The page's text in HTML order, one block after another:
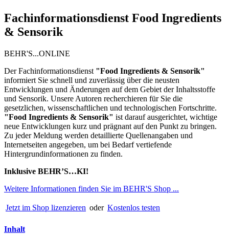
Fachinformationsdienst Food Ingredients
& Sensorik
BEHR'S...ONLINE
Der Fachinformationsdienst "Food Ingredients & Sensorik"
informiert Sie schnell und zuverlässig über die neusten
Entwicklungen und Änderungen auf dem Gebiet der Inhaltsstoffe
und Sensorik. Unsere Autoren recherchieren für Sie die
gesetzlichen, wissenschaftlichen und technologischen Fortschritte.
"Food Ingredients & Sensorik" ist darauf ausgerichtet, wichtige
neue Entwicklungen kurz und prägnant auf den Punkt zu bringen.
Zu jeder Meldung werden detaillierte Quellenangaben und
Internetseiten angegeben, um bei Bedarf vertiefende
Hintergrundinformationen zu finden.
Inklusive BEHR’S…KI!
Weitere Informationen finden Sie im BEHR'S Shop ...
Jetzt im Shop lizenzieren oder Kostenlos testen
Inhalt